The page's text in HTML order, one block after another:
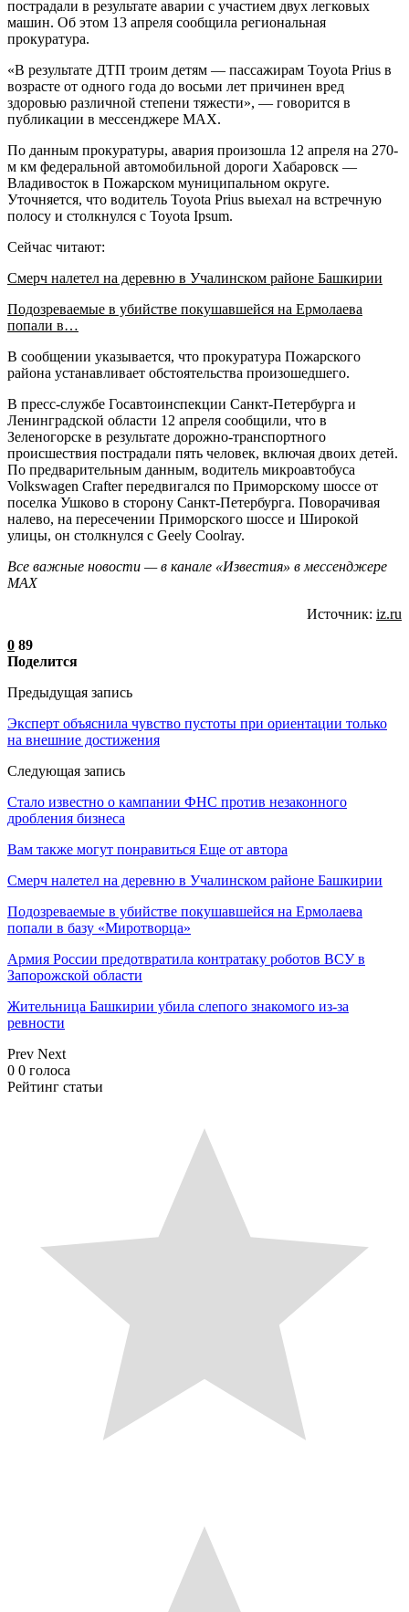
пострадали в результате аварии с участием двух легковых
машин. Об этом 13 апреля сообщила региональная
прокуратура.
«В результате ДТП троим детям — пассажирам Toyota Prius в
возрасте от одного года до восьми лет причинен вред
здоровью различной степени тяжести», — говорится в
публикации в мессенджере MAX.
По данным прокуратуры, авария произошла 12 апреля на 270-
м км федеральной автомобильной дороги Хабаровск —
Владивосток в Пожарском муниципальном округе.
Уточняется, что водитель Toyota Prius выехал на встречную
полосу и столкнулся с Toyota Ipsum.
Сейчас читают:
Смерч налетел на деревню в Учалинском районе Башкирии
Подозреваемые в убийстве покушавшейся на Ермолаева
попали в…
В сообщении указывается, что прокуратура Пожарского
района устанавливает обстоятельства произошедшего.
В пресс-службе Госавтоинспекции Санкт-Петербурга и
Ленинградской области 12 апреля сообщили, что в
Зеленогорске в результате дорожно-транспортного
происшествия пострадали пять человек, включая двоих детей.
По предварительным данным, водитель микроавтобуса
Volkswagen Crafter передвигался по Приморскому шоссе от
поселка Ушково в сторону Санкт-Петербурга. Поворачивая
налево, на пересечении Приморского шоссе и Широкой
улицы, он столкнулся с Geely Coolray.
Все важные новости — в канале «Известия» в мессенджере
МАХ
Источник: iz.ru
0 89
Поделится
Предыдущая запись
Эксперт объяснила чувство пустоты при ориентации только
на внешние достижения
Следующая запись
Стало известно о кампании ФНС против незаконного
дробления бизнеса
Вам также могут понравиться Еще от автора
Смерч налетел на деревню в Учалинском районе Башкирии
Подозреваемые в убийстве покушавшейся на Ермолаева
попали в базу «Миротворца»
Армия России предотвратила контратаку роботов ВСУ в
Запорожской области
Жительница Башкирии убила слепого знакомого из-за
ревности
Prev Next
0 0 голоса
Рейтинг статьи